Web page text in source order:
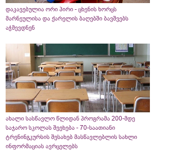
დაკავებულია ორი პირი - ცხენის ხორცს
მარნეულისა და ქარელის ბაღებში ბავშვებს
აჭმევდნენ
ახალი სასწავლო წლიდან პროგრამა 200-მდე
საჯარო სკოლას შეეხება - 70-საათიანი
ტრენინგკურსის შესახებ მასწავლებლის სახლი
ინფორმაციას ავრცელებს